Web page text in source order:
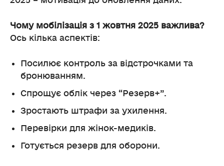
Чому мобілізація з 1 жовтня 2025 важлива?
Ось кілька аспектів:
Посилює контроль за відстрочками та
бронюванням.
Спрощує облік через “Резерв+”.
Зростають штрафи за ухилення.
Перевірки для жінок-медиків.
Готується резерв для оборони.